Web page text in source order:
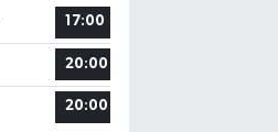
17:00
20:00
20:00